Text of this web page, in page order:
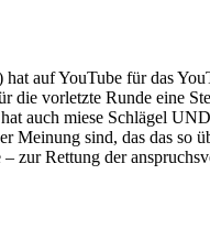
auf YouTube für das
die vorletzte Runde eine
auch miese Schlägel
sind, das das so
zur Rettung der